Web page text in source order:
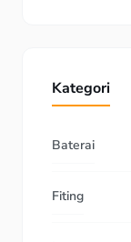
Kategori
Baterai
Fiting